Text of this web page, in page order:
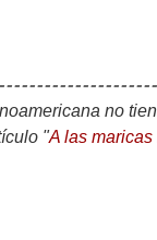
no
"A las